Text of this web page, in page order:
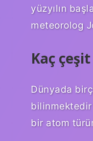
yüzyılın
meteorolog
Kaç
Dünyada
bilinmektedir
bir atom